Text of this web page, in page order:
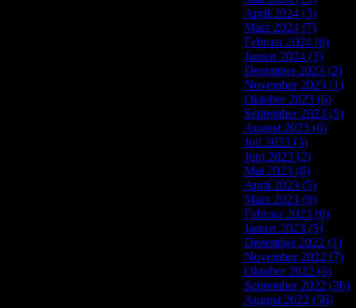
April 2024 (3)
März 2024 (7)
Februar 2024 (6)
Januar 2024 (3)
Dezember 2023 (2)
November 2023 (1)
Oktober 2023 (6)
September 2023 (5)
August 2023 (6)
Juli 2023 (3)
Juni 2023 (2)
Mai 2023 (8)
April 2023 (5)
März 2023 (8)
Februar 2023 (6)
Januar 2023 (5)
Dezember 2022 (1)
November 2022 (7)
Oktober 2022 (6)
September 2022 (36)
August 2022 (56)